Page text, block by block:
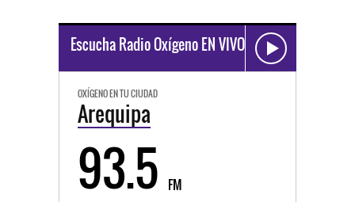
Escucha Radio Oxígeno EN VIVO
OXÍGENO EN TU CIUDAD
Arequipa
93.5 FM